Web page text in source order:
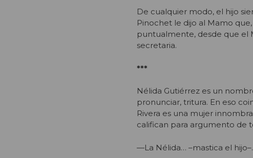
De cualquier modo, el hijo
Pinochet le dijo al Mamo
puntualmente, desde que el
secretaria.
***
Nélida Gutiérrez es un
pronunciar, tritura. En eso
Rivera es una mujer
califican para argumento de
—La Nélida… –mastica el